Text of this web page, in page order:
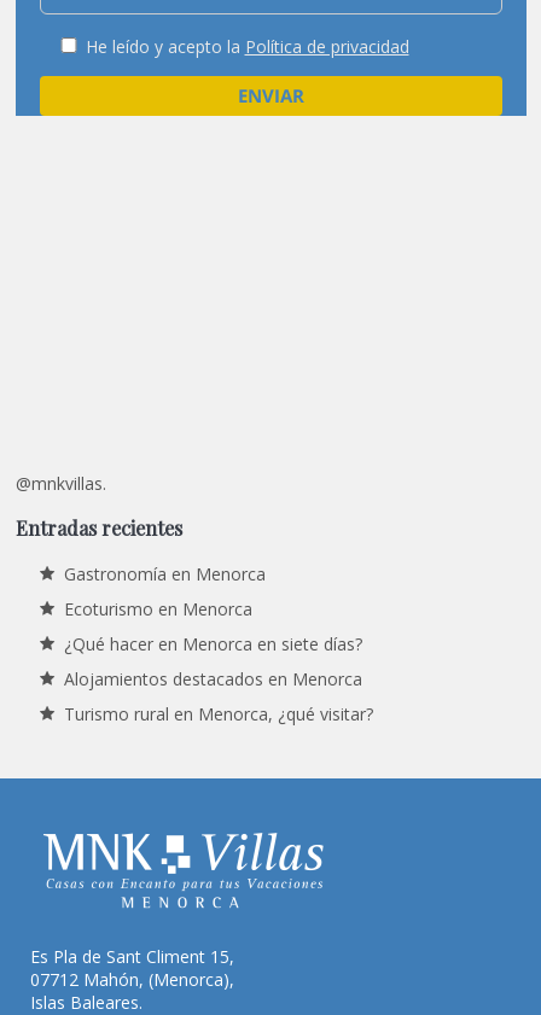
He leído y acepto la Política de privacidad
@mnkvillas.
Entradas recientes
Gastronomía en Menorca
Ecoturismo en Menorca
¿Qué hacer en Menorca en siete días?
Alojamientos destacados en Menorca
Turismo rural en Menorca, ¿qué visitar?
Es Pla de Sant Climent 15,
07712 Mahón, (Menorca),
Islas Baleares.